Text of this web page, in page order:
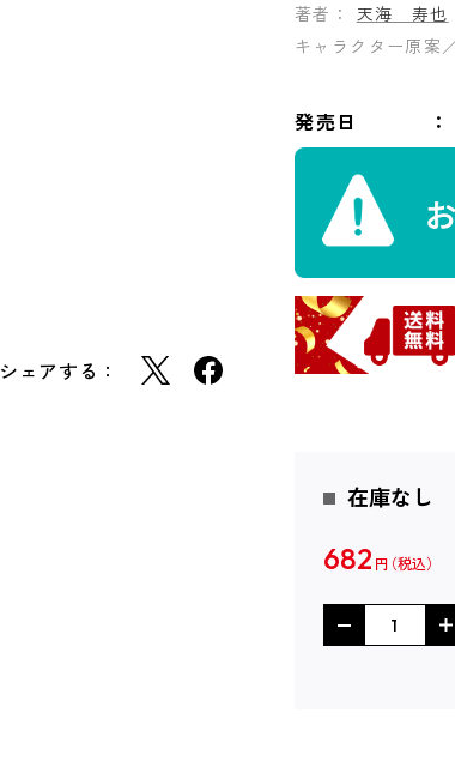
シェアする：
著者：
天海 寿也
キャラクター原案
発売日
在庫なし
682 円